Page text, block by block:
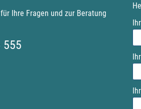
Ihre Fragen und zur Beratung
555
e
a
s
e
l
a
v
e
a
e
l
a
v